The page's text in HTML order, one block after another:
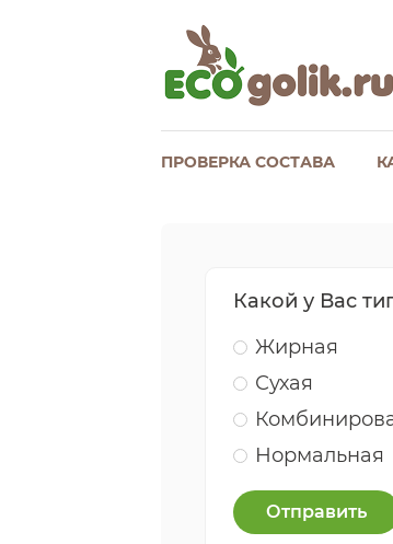
ПРОВЕРКА СОСТАВА
Какой у Вас
Жирная
Сухая
Нормальная
Отправить